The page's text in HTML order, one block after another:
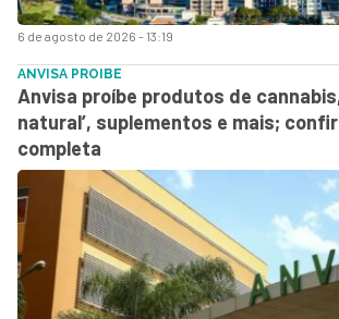
6 de agosto de 2026 - 13:19
ANVISA PROIBE
Anvisa proíbe produtos de
natural’, suplementos e mais;
completa